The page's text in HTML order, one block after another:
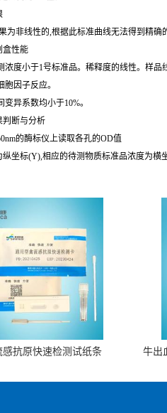
为非线性的,根据此标准曲线无法得到精确
盒性能
浓度小于1号标准品。稀释度的线性。样品
因子反应。
异系数均小于10%。
判断与分析
的酶标仪上读取各孔的OD值
坐标(Y),相应的待测物质标准品浓度为横
感抗原快速检测试纸条
牛出